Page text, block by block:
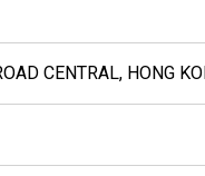
CENTRAL, HONG